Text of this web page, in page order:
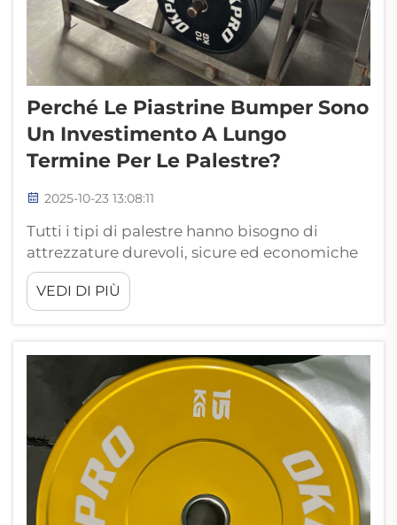
Perché Le Piastrine Bumper Sono
Un Investimento A Lungo
Termine Per Le Palestre?
2025-10-23 13:08:11
Tutti i tipi di palestre hanno bisogno di
attrezzature durevoli, sicure ed economiche
per mantenere le operazioni attive e far
tornare i clienti, e l'attrezzatura per
l'allenamento con pesi, e in particolare le
palestre utilizzano piastre bumper realizzate
VEDI DI PIÙ